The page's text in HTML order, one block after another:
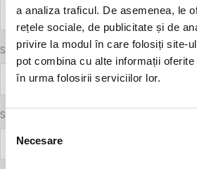
a analiza traficul. De asemenea, le
rețele sociale, de publicitate și de
privire la modul în care folosiți site-
pot combina cu alte informații
în urma folosirii serviciilor lor.
Selecția
consimțământului
Necesare
Specialitate *
Spital / Cabinet *